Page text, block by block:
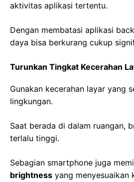
aktivitas aplikasi tertentu.
Dengan membatasi aplikasi
daya bisa berkurang cukup
Turunkan Tingkat Kecerahan
Gunakan kecerahan layar yang
lingkungan.
Saat berada di dalam ruangan,
terlalu tinggi.
Sebagian smartphone juga
brightness yang menyesuaikan